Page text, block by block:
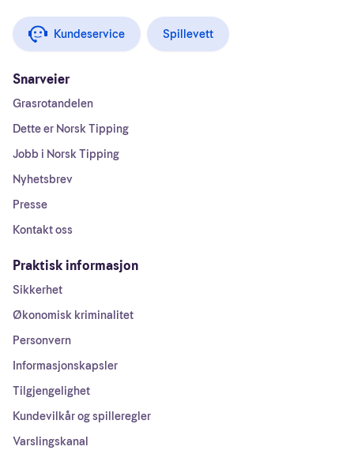
Kundeservice Spillevett
Snarveier
Grasrotandelen
Dette er Norsk Tipping
Jobb i Norsk Tipping
Nyhetsbrev
Presse
Kontakt oss
Praktisk informasjon
Sikkerhet
Økonomisk kriminalitet
Personvern
Informasjonskapsler
Tilgjengelighet
Kundevilkår og spilleregler
Varslingskanal